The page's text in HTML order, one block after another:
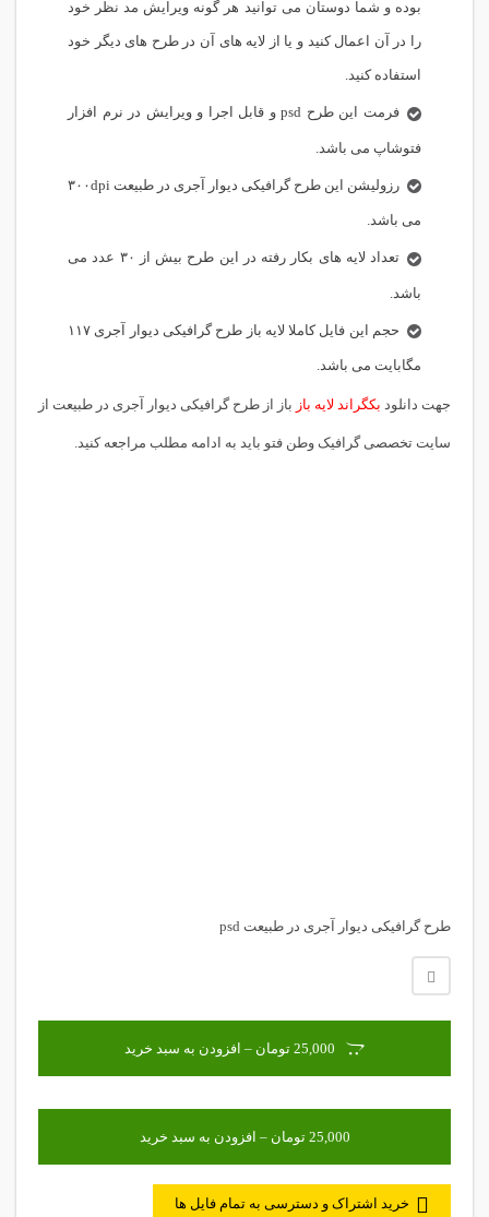
بوده و شما دوستان می توانید هر گونه ویرایش مد نظر خود
را در آن اعمال کنید و یا از لایه های آن در طرح های دیگر خود
استفاده کنید.
فرمت این طرح psd و قابل اجرا و ویرایش در نرم افزار
فتوشاپ می باشد.
رزولیشن این طرح گرافیکی دیوار آجری در طبیعت ۳۰۰dpi
می باشد.
تعداد لایه های بکار رفته در این طرح بیش از ۳۰ عدد می
باشد.
حجم این فایل کاملا لایه باز طرح گرافیکی دیوار آجری ۱۱۷
مگابایت می باشد.
جهت دانلود بکگراند لایه باز باز از طرح گرافیکی دیوار آجری در طبیعت از
سایت تخصصی گرافیک وطن فتو باید به ادامه مطلب مراجعه کنید.
طرح گرافیکی دیوار آجری در طبیعت psd
25,000 تومان – افزودن به سبد خرید
خرید اشتراک و دسترسی به تمام فایل ها